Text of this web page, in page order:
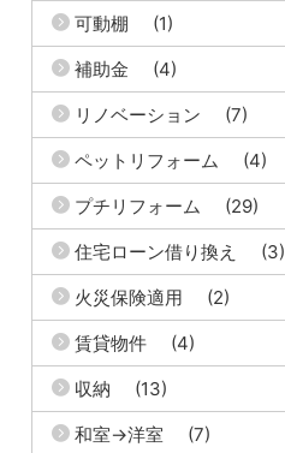
可動棚
(1)
補助金
(4)
リノベーション
(7)
ペットリフォーム
(4)
プチリフォーム
(29)
住宅ローン借り換え
(3)
火災保険適用
(2)
賃貸物件
(4)
収納
(13)
和室→洋室
(7)